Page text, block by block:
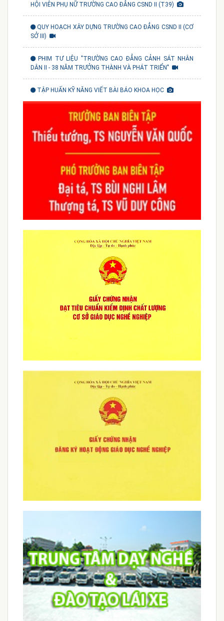
HỘI VIÊN PHỤ NỮ TRƯỜNG CAO ĐẲNG CSND II (T39)
QUY HOẠCH XÂY DỰNG TRƯỜNG CAO ĐẲNG CSND II (CƠ
SỞ III)
PHIM TƯ LIỆU "TRƯỜNG CAO ĐẲNG CẢNH SÁT NHÂN
DÂN II - 38 NĂM TRƯỞNG THÀNH VÀ PHÁT TRIỂN"
TẬP HUẤN KỸ NĂNG VIẾT BÀI BÁO KHOA HỌC